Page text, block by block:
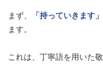
まず、 「持っていきます」
ます。
これは、丁寧語を用いた